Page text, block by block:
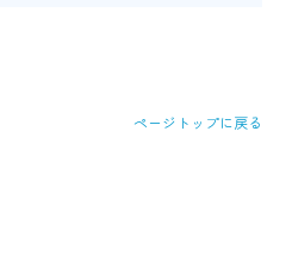
ページトップに戻る